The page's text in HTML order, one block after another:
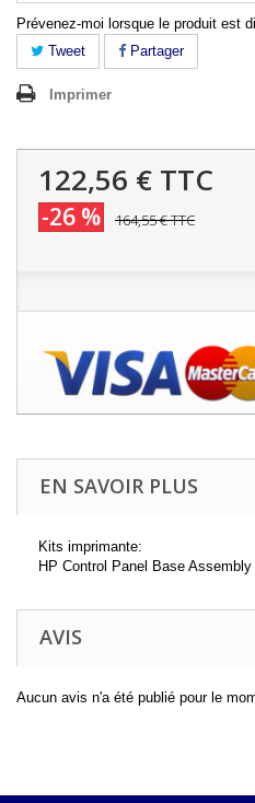
Prévenez-moi lorsque le produit est
Tweet
Partager
Imprimer
122,56 € TTC
-26 % 164,55 €TTC
EN SAVOIR PLUS
Kits imprimante:
HP Control Panel Base
AVIS
Aucun avis n'a été publié pour le